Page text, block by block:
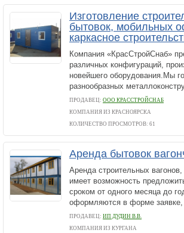
Изготовление
бытовок, мобильных
каркасное
Компания «КрасСтройСнаб»
различных конфигураций,
новейшего оборудования.Мы
разнообразных
ПРОДАВЕЦ: ООО КРАССТРОЙСНАБ
КОМПАНИЯ ИЗ КРАСНОЯРСКА
КОЛИЧЕСТВО ПРОСМОТРОВ: 61
Аренда бытовок
Аренда строительных
имеет возможность
сроком от одного месяца до
оформляются в форме заявке,
ПРОДАВЕЦ: ИП ДУДИН В.В.
КОМПАНИЯ ИЗ КУРГАНА